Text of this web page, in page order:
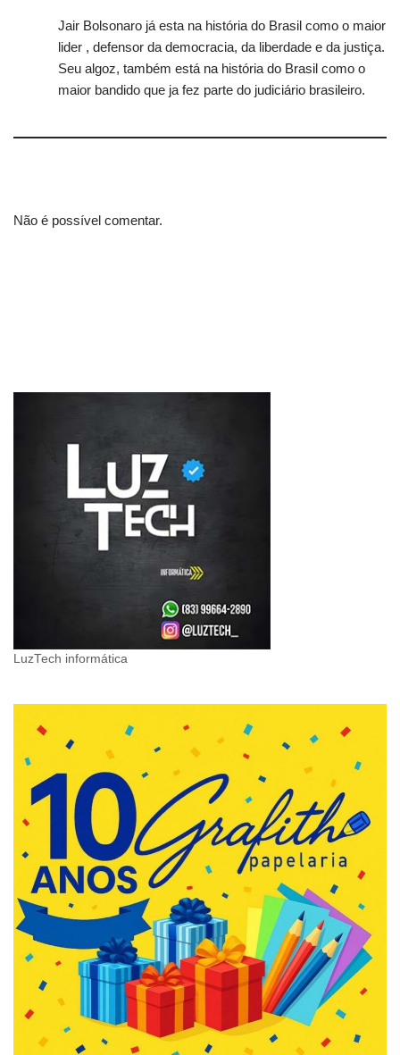
Jair Bolsonaro já esta na história do Brasil como o maior
lider , defensor da democracia, da liberdade e da justiça.
Seu algoz, também está na história do Brasil como o
maior bandido que ja fez parte do judiciário brasileiro.
Não é possível comentar.
LuzTech informática